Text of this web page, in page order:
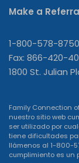
Make a
1-800-578-
Fax: 866-420-
1800 St. Julian
Family Connection
nuestro sitio web
ser utilizado por
tiene dificultades
llámenos al 1-800-
cumplimiento es un